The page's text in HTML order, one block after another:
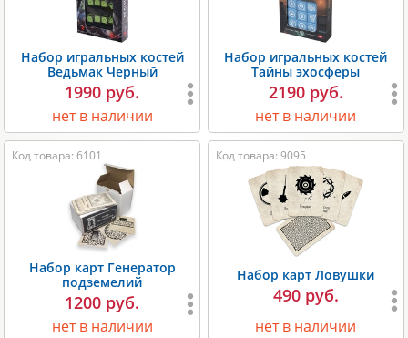
Набор игральных костей
Ведьмак Черный
1990 руб.
нет в наличии
Набор игральных костей
Тайны эхосферы
2190 руб.
нет в наличии
Код товара: 6101
Набор карт Генератор
подземелий
1200 руб.
нет в наличии
Код товара: 9095
Набор карт Ловушки
490 руб.
нет в наличии